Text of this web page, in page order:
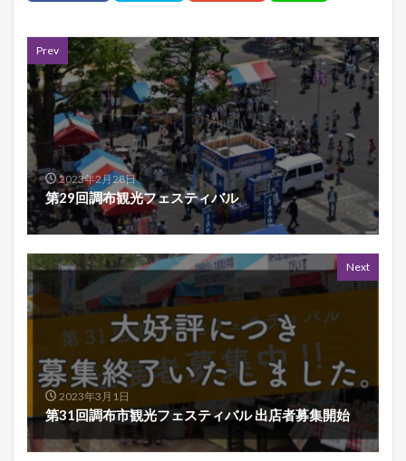
Prev
2023年2月28日
第29回調布観光フェスティバル
Next
2023年3月1日
第31回調布市観光フェスティバル 出店者募集開始